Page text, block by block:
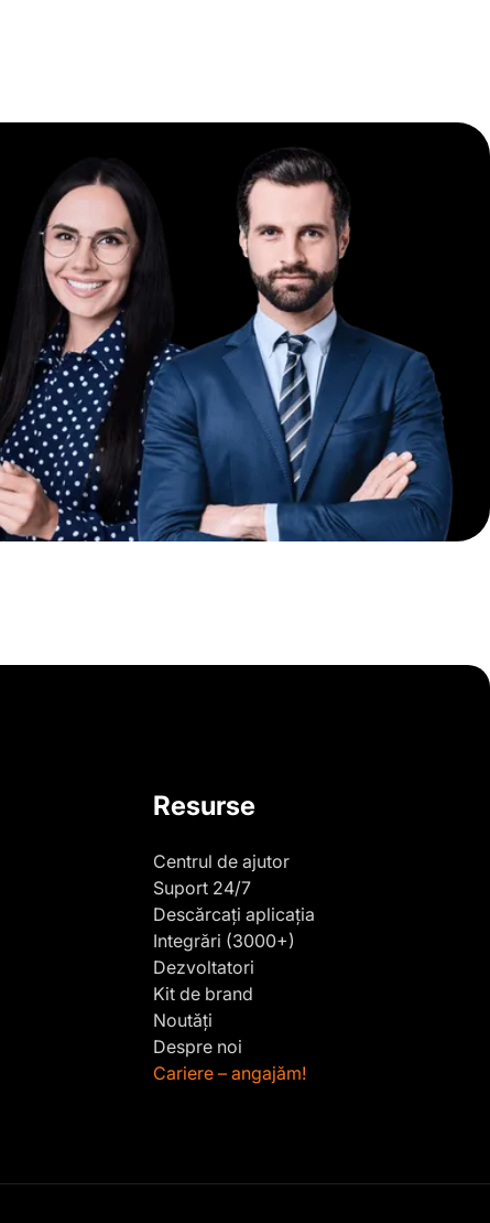
Resurse
Centrul de ajutor
Suport 24/7
Descărcați aplicația
Integrări (3000+)
Dezvoltatori
Kit de brand
Noutăți
Despre noi
Cariere – angajăm!